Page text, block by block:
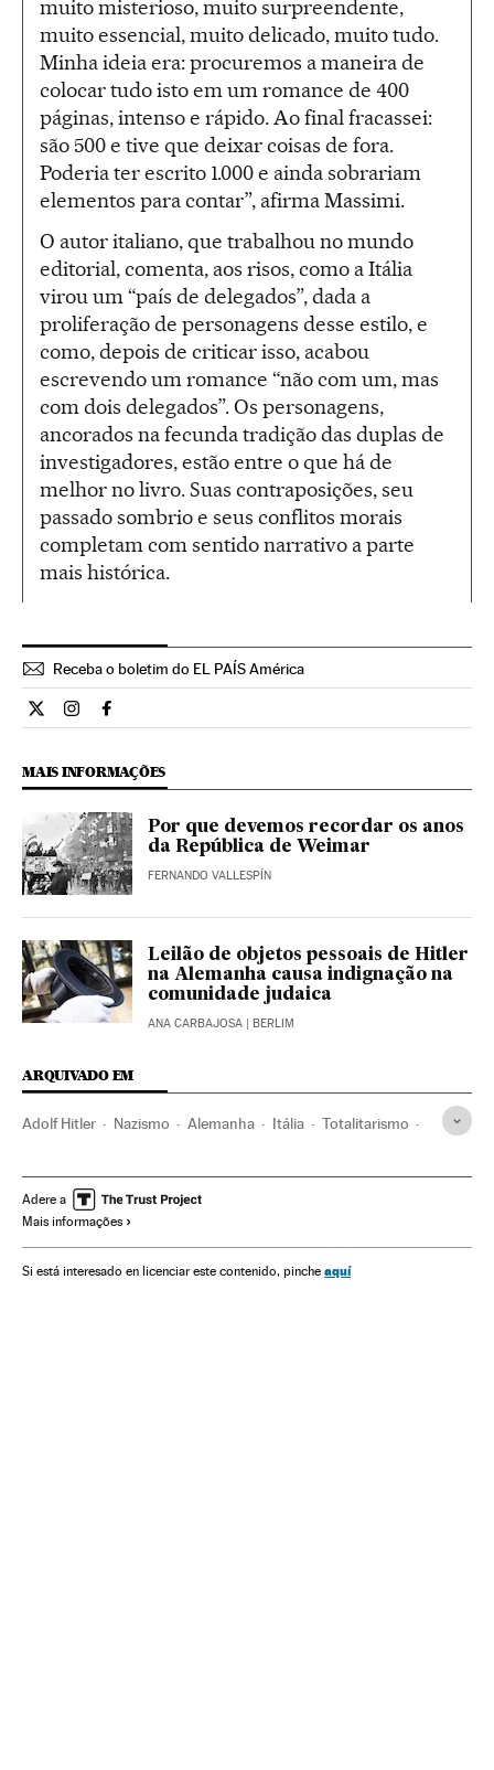
muito misterioso, muito surpreendente,
muito essencial, muito delicado, muito tudo.
Minha ideia era: procuremos a maneira de
colocar tudo isto em um romance de 400
páginas, intenso e rápido. Ao final fracassei:
são 500 e tive que deixar coisas de fora.
Poderia ter escrito 1.000 e ainda sobrariam
elementos para contar”, afirma Massimi.
O autor italiano, que trabalhou no mundo
editorial, comenta, aos risos, como a Itália
virou um “país de delegados”, dada a
proliferação de personagens desse estilo, e
como, depois de criticar isso, acabou
escrevendo um romance “não com um, mas
com dois delegados”. Os personagens,
ancorados na fecunda tradição das duplas de
investigadores, estão entre o que há de
melhor no livro. Suas contraposições, seu
passado sombrio e seus conflitos morais
completam com sentido narrativo a parte
mais histórica.
Receba o boletim do EL PAÍS América
Cultura El País Brasil en Twitter
Cultura El País Brasil en Instagram
Cultura El País Brasil en Facebook
MAIS INFORMAÇÕES
Por que devemos recordar os anos
da República de Weimar
FERNANDO VALLESPÍN
Leilão de objetos pessoais de Hitler
na Alemanha causa indignação na
comunidade judaica
ANA CARBAJOSA | BERLIM
ARQUIVADO EM
Adolf Hitler Nazismo Alemanha Itália Totalitarismo
Segunda Guerra Mundial
Literatura europeia
Adere a
Mais informações
Si está interesado en licenciar este contenido, pinche aquí